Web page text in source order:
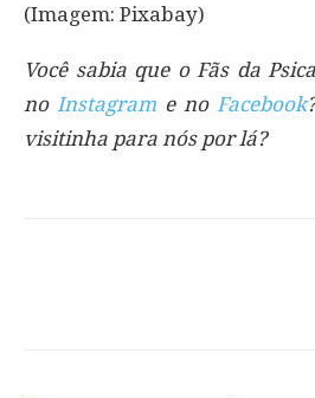
(Imagem: Pixabay)
Você sabia que o Fãs da
no Instagrame no Facebook
visitinha para nós por lá?